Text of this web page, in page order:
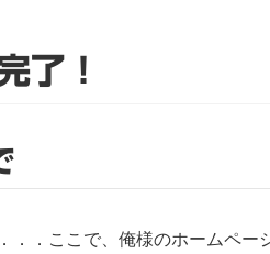
了！
．．ここで、俺様のホームペー